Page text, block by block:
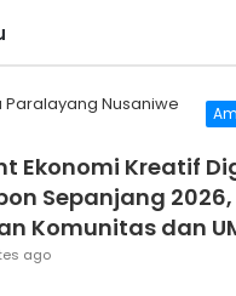
Ekonomi Kreatif
Sepanjang 2026,
Komunitas dan
ago